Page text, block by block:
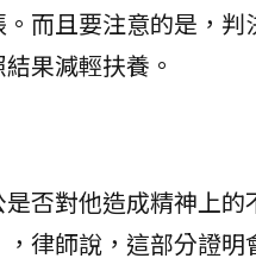
而且要注意的是，判
果減輕扶養。
否對他造成精神上的
律師說，這部分證明